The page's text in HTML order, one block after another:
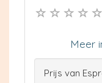
Meer
Prijs van